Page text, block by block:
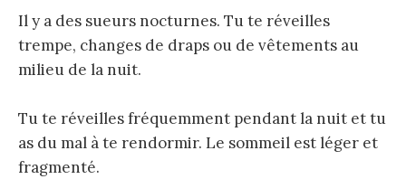
Il y a des sueurs nocturnes. Tu te réveilles
trempe, changes de draps ou de vêtements au
milieu de la nuit.
Tu te réveilles fréquemment pendant la nuit et tu
as du mal à te rendormir. Le sommeil est léger et
fragmenté.